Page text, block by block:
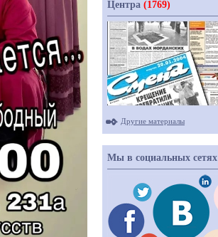
Центра (1769)
Другие материалы
Мы в социальных сетях